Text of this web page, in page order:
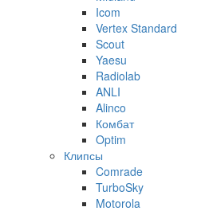
Icom
Vertex Standard
Scout
Yaesu
Radiolab
ANLI
Alinco
Комбат
Optim
Клипсы
Comrade
TurboSky
Motorola